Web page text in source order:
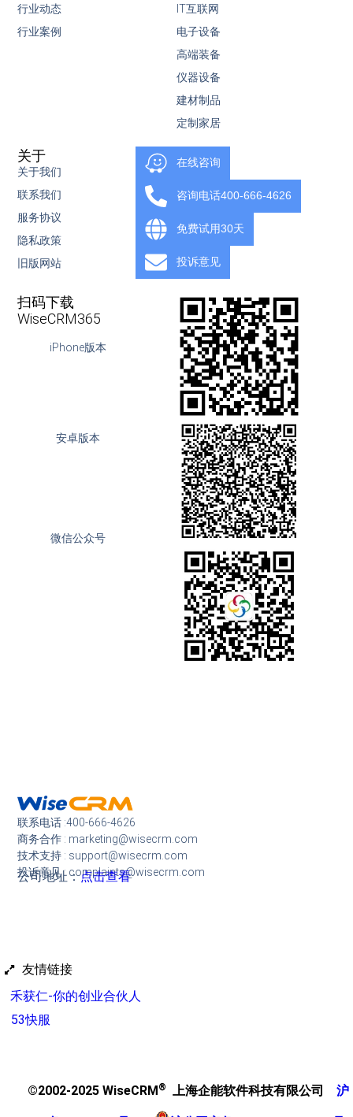
联系电话 :400-666-4626
商务合作 : marketing@wisecrm.com
技术支持 : support@wisecrm.com
投诉意见 : complaints@wisecrm.com
公司地址：点击查看
IT互联网
电子设备
高端装备
仪器设备
建材制品
定制家居
行业动态
行业案例
服务
服务内容
知识库
OpenAPI
关于
关于我们
联系我们
服务协议
隐私政策
旧版网站
扫码下载
WiseCRM365
iPhone版本
安卓版本
微信公众号
友情链接
禾获仁-你的创业合伙人
53快服
©2002-2025 WiseCRM ® 上海企能软件科技有限公司 沪
在线咨询
咨询电话400-666-4626
免费试用30天
投诉意见